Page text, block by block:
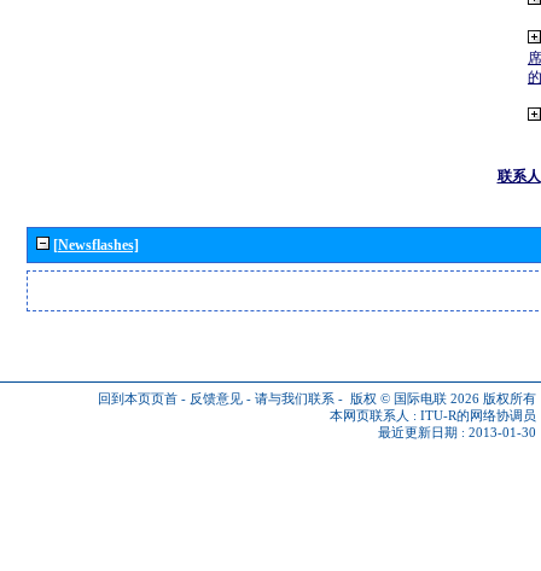
联系人
[Newsflashes]
回到本页页首 - 反馈意见 - 请与我们联系 - 版权 © 国际电联 2026 版权所有
本网页联系人 : ITU-R的网络协调员
最近更新日期 : 2013-01-30